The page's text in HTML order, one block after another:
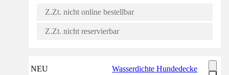
Z.Zt. nicht online bestellbar
Z.Zt. nicht reservierbar
NEU
Wasserdichte Hundedecke